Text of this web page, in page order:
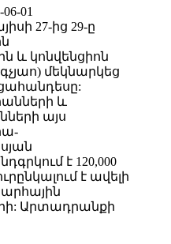
01
27-ից 29-ը
և կոնվենցիոն
մեկնարկեց
և
այս
է 120,000
է ավելի
Արտադրանքի